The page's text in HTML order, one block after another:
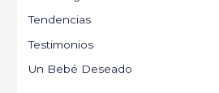
Tendencias
Testimonios
Un Bebé Deseado